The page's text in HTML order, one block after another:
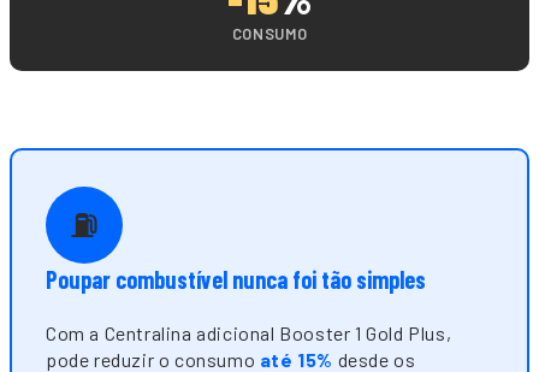
CONSUMO
⛽
Poupar combustível nunca foi tão simples
Com a Centralina adicional Booster 1 Gold Plus,
pode reduzir o consumo até 15% desde os